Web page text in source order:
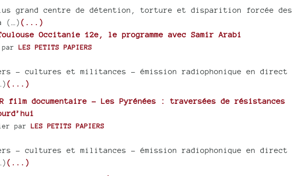
grand centre de détention, torture et disparition forcée des
(…) (...)
Occitanie 12e, le programme avec Samir Arabi
LES PETITS PAPIERS
– cultures et militances - émission radiophonique en direct
(...)
film documentaire - Les Pyrénées : traversées de résistances
par LES PETITS PAPIERS
– cultures et militances - émission radiophonique en direct
(...)